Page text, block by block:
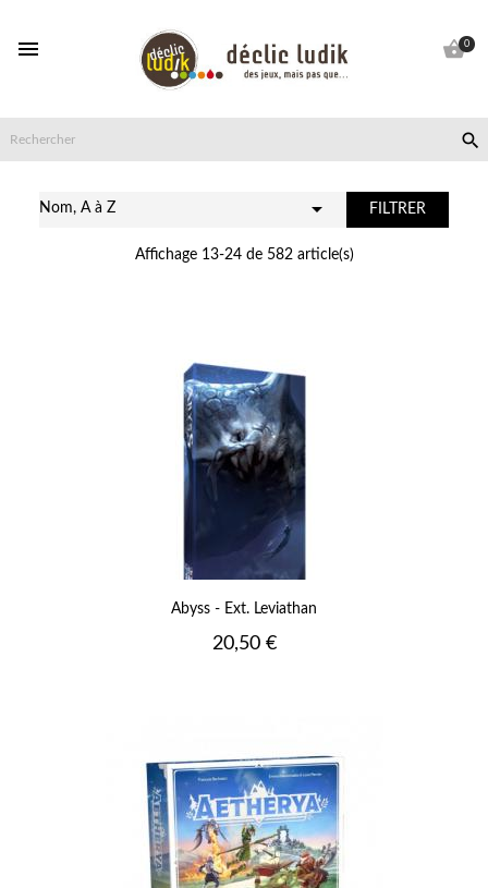
 0

Nom, A à Z  FILTRER
Affichage 13-24 de 582 article(s)
Abyss - Ext. Leviathan
Prix
20,50 €